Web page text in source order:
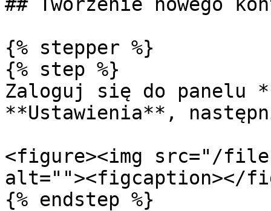
{% stepper %}
{% step %}
Zaloguj się do panelu
**Ustawienia**,
<figure><img src="/
alt=""><figcaption></
{% endstep %}